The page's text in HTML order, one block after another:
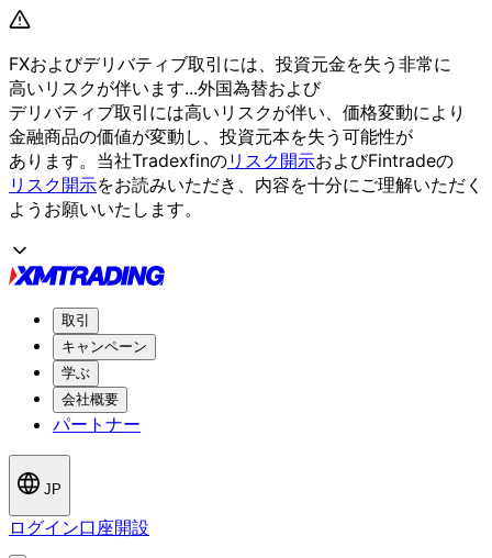
FXおよびデリバティブ取引には、 投資元金を失う 非常に
高いリスクが伴います...外国為替および
デリバティブ取引には高いリスクが伴い、 価格変動により
金融商品の価値が変動し、 投資元本を失う 可能性が
あります。 当社Tradexfinのリスク開示およびFintradeの
リスク開示をお読みいただき、 内容を十分にご理解いただく
よう お願いいたします。
取引
キャンペーン
学ぶ
会社概要
パートナー
JP
ログイン口座開設